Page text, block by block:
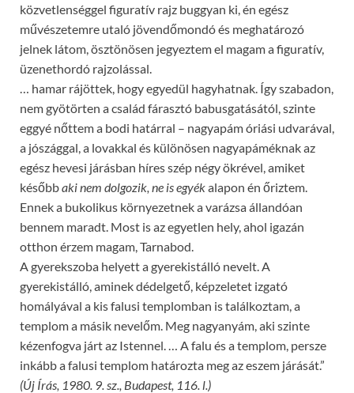
közvetlenséggel figuratív rajz buggyan ki, én egész
művészetemre utaló jövendőmondó és meghatározó
jelnek látom, ösztönösen jegyeztem el magam a figuratív,
üzenethordó rajzolással.
… hamar rájöttek, hogy egyedül hagyhatnak. Így szabadon,
nem gyötörten a család fárasztó babusgatásától, szinte
eggyé nőttem a bodi határral – nagyapám óriási udvarával,
a jószággal, a lovakkal és különösen nagyapáméknak az
egész hevesi járásban híres szép négy ökrével, amiket
későbbaki nem dolgozik, ne is egyékalapon én őriztem.
Ennek a bukolikus környezetnek a varázsa állandóan
bennem maradt. Most is az egyetlen hely, ahol igazán
otthon érzem magam, Tarnabod.
A gyerekszoba helyett a gyerekistálló nevelt. A
gyerekistálló, aminek dédelgető, képzeletet izgató
homályával a kis falusi templomban is találkoztam, a
templom a másik nevelőm. Meg nagyanyám, aki szinte
kézenfogva járt az Istennel. … A falu és a templom, persze
inkább a falusi templom határozta meg az eszem járását.”
(Új Írás, 1980. 9. sz., Budapest, 116. l.)